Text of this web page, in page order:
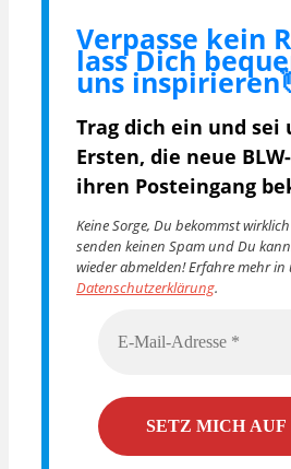
Verpasse kein
lass Dich
uns
Trag dich ein und sei
Ersten, die neue
ihren Posteingang
Keine Sorge, Du bekommst
senden keinen Spam und Du
wieder abmelden! Erfahre mehr in
Datenschutzerklärung.